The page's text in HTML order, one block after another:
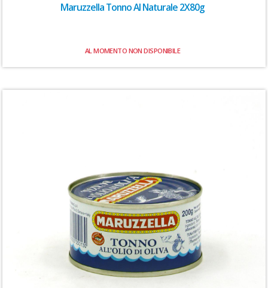
Maruzzella Tonno Al Naturale 2X80g
AL MOMENTO NON DISPONIBILE